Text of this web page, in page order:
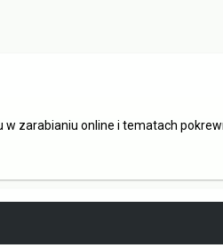
zarabianiu online i tematach